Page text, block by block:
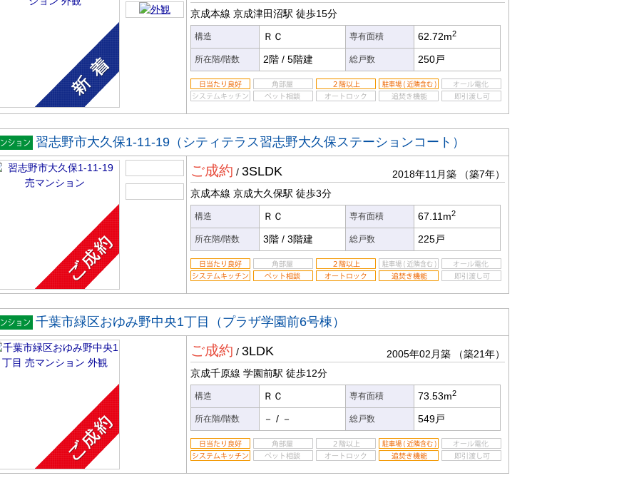
京成本線 京成津田沼駅 徒歩15分
構造 ＲＣ 専有面積 62.72m2
所在階/階数 2階 / 5階建 総戸数 250戸
ンシ
習志野市大久保1-11-19（シティテラス習志野大久保ステーションコート）
ご成約 / 3SLDK 2018年11月築
（築7年）
京成本線 京成大久保駅 徒歩3分
構造 ＲＣ 専有面積 67.11m2
所在階/階数 3階 / 3階建 総戸数 225戸
ンシ
千葉市緑区おゆみ野中央1丁目（プラザ学園前6号棟）
ご成約 / 3LDK 2005年02月築
（築21年）
京成千原線 学園前駅 徒歩12分
構造 ＲＣ 専有面積 73.53m2
所在階/階数 － / － 総戸数 549戸